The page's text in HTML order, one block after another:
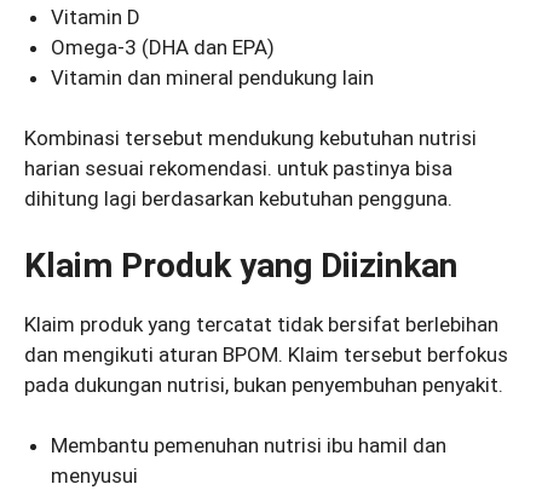
Vitamin D
Omega-3 (DHA dan EPA)
Vitamin dan mineral pendukung lain
Kombinasi tersebut mendukung kebutuhan nutrisi
harian sesuai rekomendasi. untuk pastinya bisa
dihitung lagi berdasarkan kebutuhan pengguna.
Klaim Produk yang Diizinkan
Klaim produk yang tercatat tidak bersifat berlebihan
dan mengikuti aturan BPOM. Klaim tersebut berfokus
pada dukungan nutrisi, bukan penyembuhan penyakit.
Membantu pemenuhan nutrisi ibu hamil dan
menyusui